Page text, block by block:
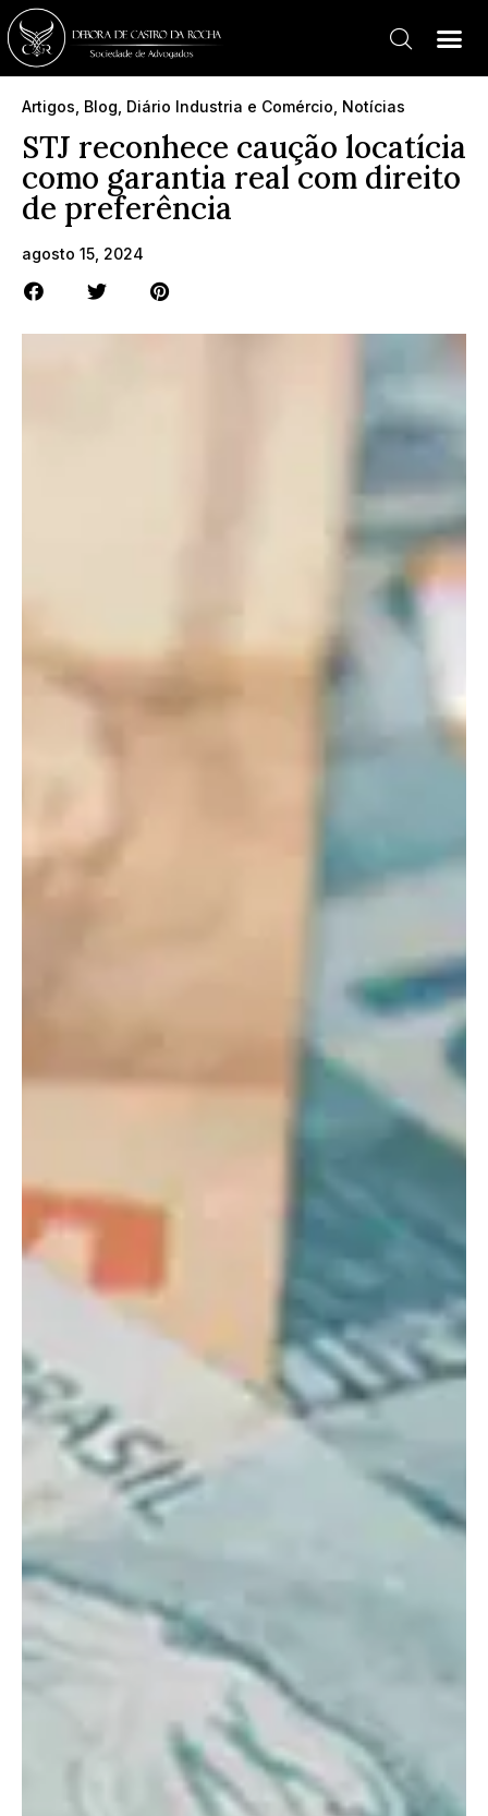
Artigos Blog Diário Industria e Comércio Notícias
STJ reconhece caução locatícia
como garantia real com direito
de preferência
agosto 15, 2024